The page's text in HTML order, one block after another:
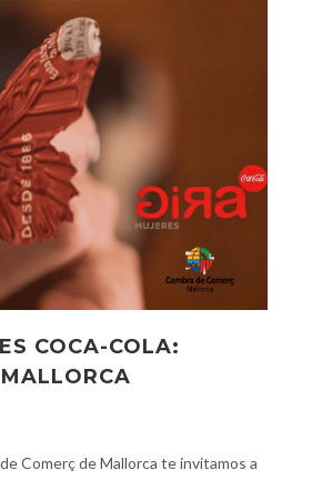
COCA-COLA:
Comerç de Mallorca te invitamos a